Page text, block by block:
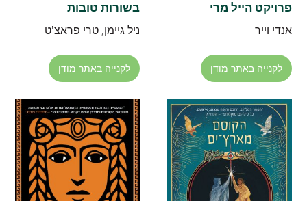
פרויקט הייל מרי
אנדי וייר
לקנייה באתר מודן
בשורות טובות
ניל גיימן,טרי פראצ'ט
לקנייה באתר מודן